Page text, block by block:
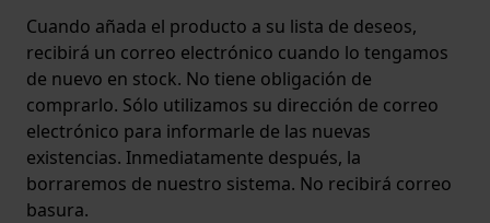
Cuando añada el producto a su lista de deseos,
recibirá un correo electrónico cuando lo tengamos
de nuevo en stock. No tiene obligación de
comprarlo. Sólo utilizamos su dirección de correo
electrónico para informarle de las nuevas
existencias. Inmediatamente después, la
borraremos de nuestro sistema. No recibirá correo
basura.